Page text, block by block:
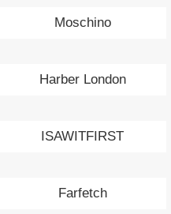
Moschino
Harber London
ISAWITFIRST
Farfetch